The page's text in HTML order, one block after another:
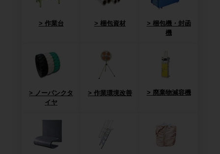
作業台 梱包資材
梱包機・封函
機
ノーパンクタ
イヤ
作業環境改善 廃棄物減容機